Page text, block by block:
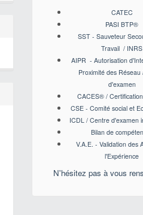
CATEC
PASI BTP®
SST - Sauveteur
Travail / INRS
AIPR - Autorisation
Proximité des Réseau
d'examen
CACES® /
CSE - Comité social et
ICDL / Centre d'examen
Bilan de
V.A.E. - Validation des
l'Expérience
N'hésitez pas à vous